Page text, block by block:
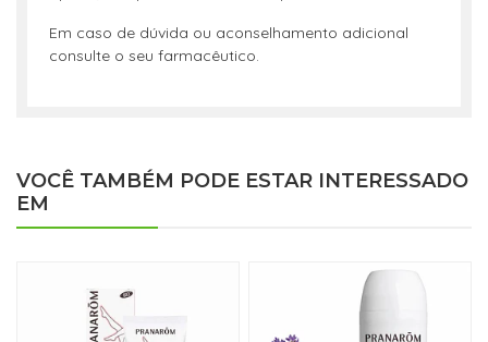
Em caso de dúvida ou aconselhamento adicional
consulte o seu farmacêutico.
VOCÊ TAMBÉM PODE ESTAR INTERESSADO
EM